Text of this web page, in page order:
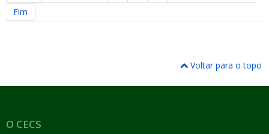
Fim
Voltar para o topo
O CECS